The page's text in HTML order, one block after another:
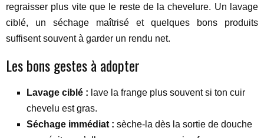
regraisser plus vite que le reste de la chevelure. Un lavage
ciblé, un séchage maîtrisé et quelques bons produits
suffisent souvent à garder un rendu net.
Les bons gestes à adopter
Lavage ciblé : lave la frange plus souvent si ton cuir
chevelu est gras.
Séchage immédiat : sèche-la dès la sortie de douche